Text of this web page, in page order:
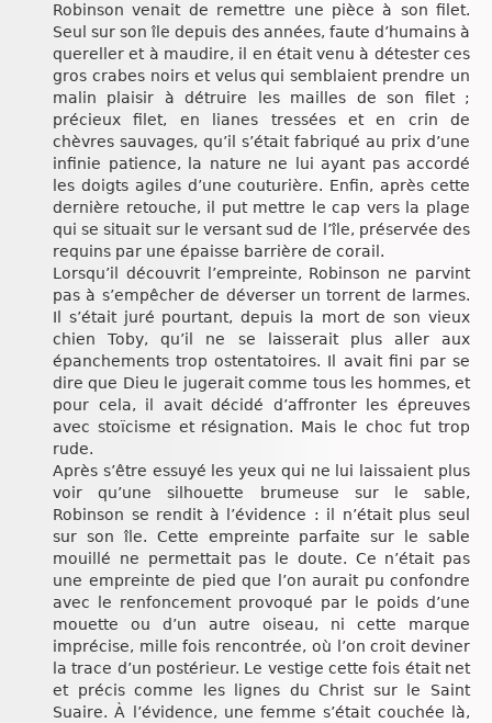
Robinson venait de remettre une pièce à son filet.
Seul sur son île depuis des années, faute d’humains à
quereller et à maudire, il en était venu à détester ces
gros crabes noirs et velus qui semblaient prendre un
malin plaisir à détruire les mailles de son filet ;
précieux filet, en lianes tressées et en crin de
chèvres sauvages, qu’il s’était fabriqué au prix d’une
infinie patience, la nature ne lui ayant pas accordé
les doigts agiles d’une couturière. Enfin, après cette
dernière retouche, il put mettre le cap vers la plage
qui se situait sur le versant sud de l’île, préservée des
requins par une épaisse barrière de corail.
Lorsqu’il découvrit l’empreinte, Robinson ne parvint
pas à s’empêcher de déverser un torrent de larmes.
Il s’était juré pourtant, depuis la mort de son vieux
chien Toby, qu’il ne se laisserait plus aller aux
épanchements trop ostentatoires. Il avait fini par se
dire que Dieu le jugerait comme tous les hommes, et
pour cela, il avait décidé d’affronter les épreuves
avec stoïcisme et résignation. Mais le choc fut trop
rude.
Après s’être essuyé les yeux qui ne lui laissaient plus
voir qu’une silhouette brumeuse sur le sable,
Robinson se rendit à l’évidence : il n’était plus seul
sur son île. Cette empreinte parfaite sur le sable
mouillé ne permettait pas le doute. Ce n’était pas
une empreinte de pied que l’on aurait pu confondre
avec le renfoncement provoqué par le poids d’une
mouette ou d’un autre oiseau, ni cette marque
imprécise, mille fois rencontrée, où l’on croit deviner
la trace d’un postérieur. Le vestige cette fois était net
et précis comme les lignes du Christ sur le Saint
Suaire. À l’évidence, une femme s’était couchée là,